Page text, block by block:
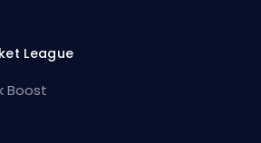
League
Boost